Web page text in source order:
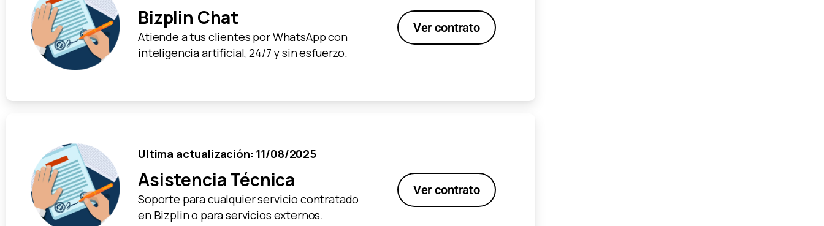
Bizplin Chat
Atiende a tus clientes por WhatsApp con
inteligencia artificial, 24/7 y sin esfuerzo.
Ver contrato
Ultima actualización: 11/08/2025
Asistencia Técnica
Soporte para cualquier servicio contratado
en Bizplin o para servicios externos.
Ver contrato